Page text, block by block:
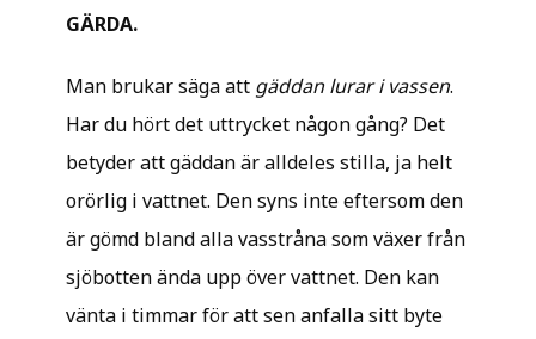
GÄRDA.
Man brukar säga att gäddan lurar i vassen.
Har du hört det uttrycket någon gång? Det
betyder att gäddan är alldeles stilla, ja helt
orörlig i vattnet. Den syns inte eftersom den
är gömd bland alla vasstråna som växer från
sjöbotten ända upp över vattnet. Den kan
vänta i timmar för att sen anfalla sitt byte